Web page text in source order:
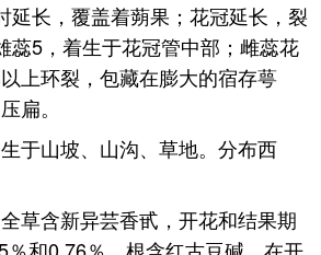
延长，覆盖着蒴果；花冠延长，裂
蕊5，着生于花冠管中部；雌蕊花
上环裂，包藏在膨大的宿存萼
扁。
生于山坡、山沟、草地。分布西
全草含新异芸香甙，开花和结果期